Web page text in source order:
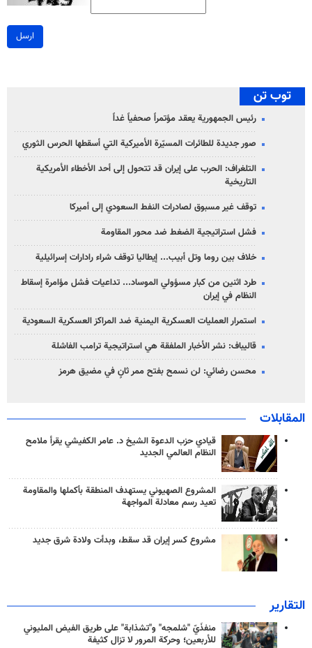
ارسل
توب تن
رئيس الجمهورية يعقد مؤتمراً صحفياً غداً
صور جديدة للطائرات المسيّرة الأميركية التي أسقطها الحرس الثوري
التلغراف: الحرب على إيران قد تتحول إلى أحد الأخطاء الأمريكية
التاريخية
توقف غير مسبوق لصادرات النفط السعودي إلى أميركا
فشل استراتيجية الضغط ضد محور المقاومة
خلاف بين روما وتل أبيب... إيطاليا توقف شراء رادارات إسرائيلية
طرد اثنين من كبار مسؤولي الموساد... تداعيات فشل مؤامرة إسقاط
النظام في إيران
استمرار العمليات العسكرية اليمنية ضد المراكز العسكرية السعودية
قاليباف: نشر الأخبار الملفقة هي استراتيجية ترامب الفاشلة
محسن رضائي: لن نسمح بفتح ممر ثانٍ في مضيق هرمز
المقابلات
قيادي حزب الدعوة الشيخ د. عامر الكفيشي يقرأ ملامح
النظام العالمي الجديد
المشروع الصهيوني يستهدف المنطقة بأكملها والمقاومة
تعيد رسم معادلة المواجهة
مشروع كسر إيران قد سقط، وبدأت ولادة شرق جديد
التقارير
منفذَيّ "شلمجه" و"تشذابة" على طريق الفيض المليوني
للأربعين؛ وحركة المرور لا تزال كثيفة